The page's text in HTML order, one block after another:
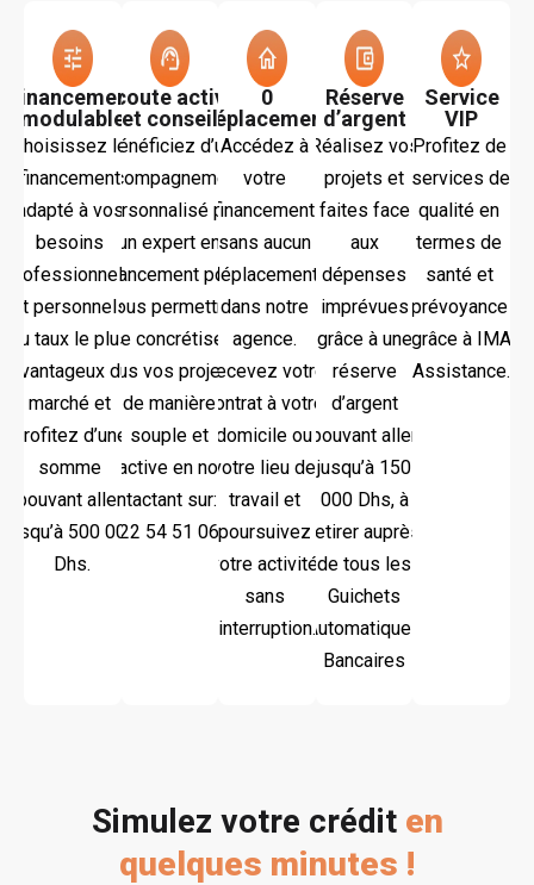
Financement
modulable
Choisissez le
financement
adapté à vos
besoins
professionnels
et personnels
au taux le plus
avantageux du
marché et
profitez d’une
somme
pouvant aller
jusqu’à 500 000
Dhs.
Écoute active
et conseil
Bénéficiez d’un
accompagnement
personnalisé par
un expert en
financement pour
vous permettre
de concrétiser
tous vos projets
de manière
souple et
réactive en nous
contactant sur: 05
22 54 51 06
0
déplacement
Accédez à
votre
financement
sans aucun
déplacement
dans notre
agence.
Recevez votre
contrat à votre
domicile ou
votre lieu de
travail et
poursuivez
votre activité
sans
interruption.
Réserve
d’argent
Réalisez vos
projets et
faites face
aux
dépenses
imprévues
grâce à une
réserve
d’argent
pouvant aller
jusqu’à 150
000 Dhs, à
retirer auprès
de tous les
Guichets
Automatiques
Bancaires
Service
VIP
Profitez de
services de
qualité en
termes de
santé et
prévoyance
grâce à IMA
Assistance.
Faites votre simulation
Simulez votre crédit en
quelques minutes !